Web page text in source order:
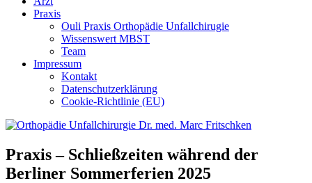
Praxis
Ouli Praxis Orthopädie Unfallchirugie
Wissenswert MBST
Team
Impressum
Kontakt
Datenschutzerklärung
Cookie-Richtlinie (EU)
Praxis – Schließzeiten während der
Berliner Sommerferien 2025